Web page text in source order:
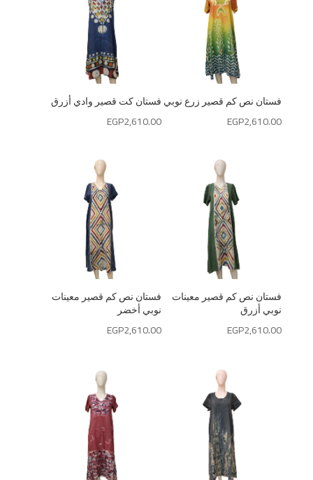
فستان كت قصير وادي أزرق
EGP2,610.00
فستان نص كم قصير زرع نوبي
EGP2,610.00
فستان نص كم قصير معينات
نوبي أخضر
EGP2,610.00
فستان نص كم قصير معينات
نوبي أزرق
EGP2,610.00